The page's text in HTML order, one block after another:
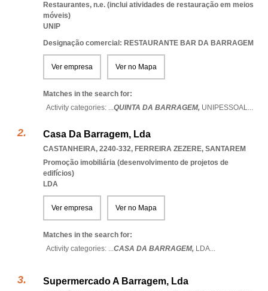
Restaurantes, n.e. (inclui atividades de restauração em meios
móveis)
UNIP
Designação comercial: RESTAURANTE BAR DA BARRAGEM
Ver empresa Ver no Mapa
Matches in the search for:
Activity categories: ...QUINTA DA BARRAGEM, UNIPESSOAL...
Casa Da Barragem, Lda
CASTANHEIRA, 2240-332, FERREIRA ZEZERE, SANTAREM
Promoção imobiliária (desenvolvimento de projetos de
edifícios)
LDA
Ver empresa Ver no Mapa
Matches in the search for:
Activity categories: ...CASA DA BARRAGEM, LDA...
Supermercado A Barragem, Lda